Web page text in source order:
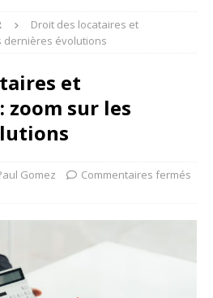
Droit des locataires et
dernières évolutions
et
sur les
Gomez Commentaires fermés